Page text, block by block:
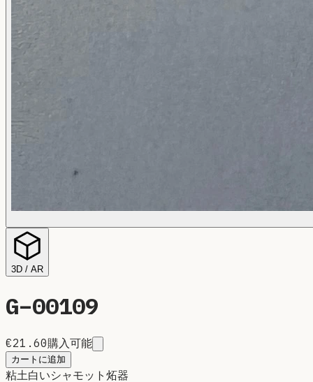
3D / AR
G–00109
€21.60購入可能
カートに追加
粘土白いシャモット炻器